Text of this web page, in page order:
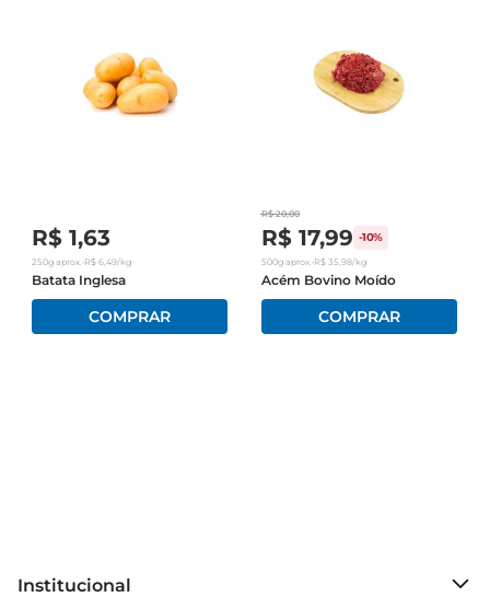
R$ 1,63
250g aprox. •R$ 6,49/kg
Batata Inglesa
R$ 20,00
R$ 17,99 -10%
500gaprox. •R$ 35,98/kg
Acém Bovino Moído
Institucional